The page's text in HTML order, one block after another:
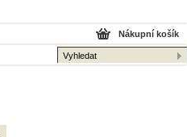
Nákupní košík